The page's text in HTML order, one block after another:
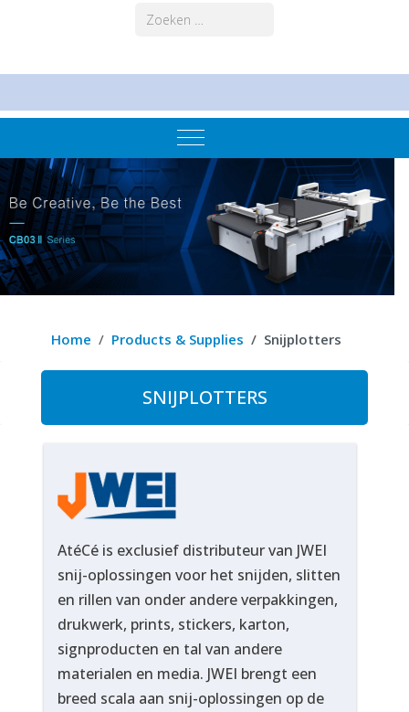
Mobile Menu Toggle
Home Products & Supplies Snijplotters
SNIJPLOTTERS
AtéCé is exclusief distributeur van JWEI
snij-oplossingen voor het snijden, slitten
en rillen van onder andere verpakkingen,
drukwerk, prints, stickers, karton,
signproducten en tal van andere
materialen en media. JWEI brengt een
breed scala aan snij-oplossingen op de